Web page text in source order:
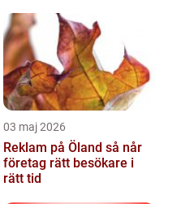
03 maj 2026
Reklam på Öland så når
företag rätt besökare i
rätt tid